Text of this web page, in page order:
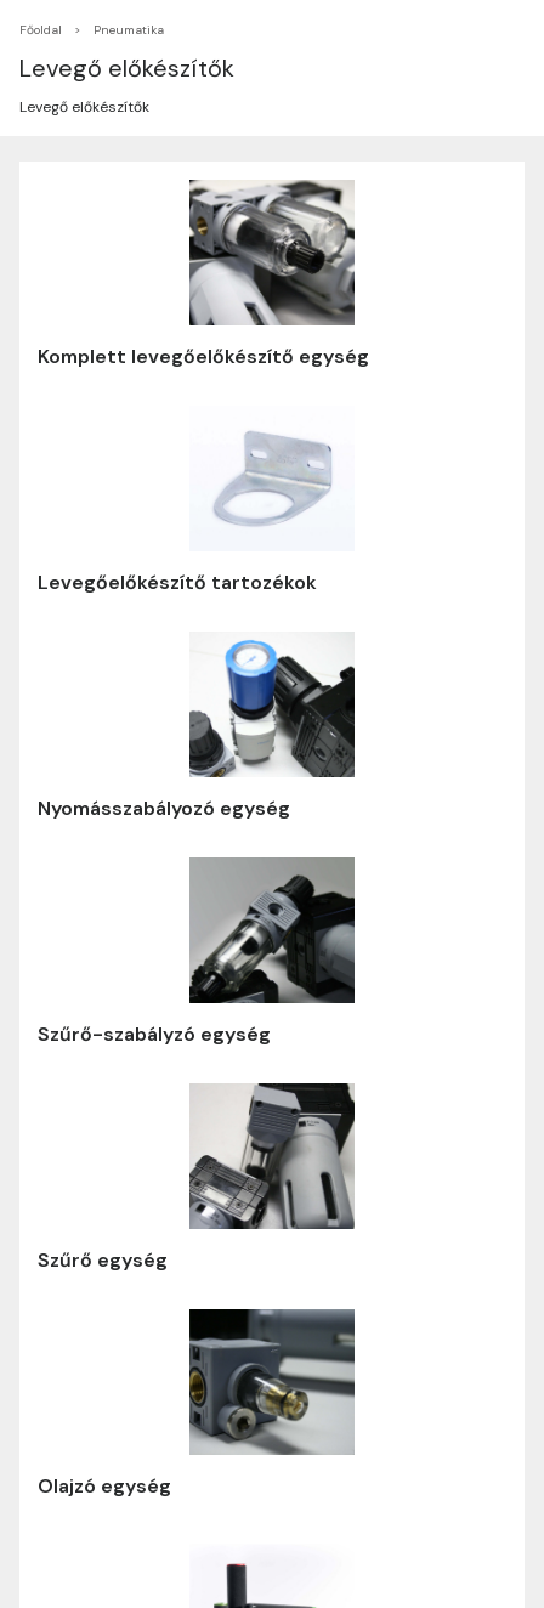
Főoldal Pneumatika
Levegő előkészítők
Levegő előkészítők
Komplett levegőelőkészítő egység
Levegőelőkészítő tartozékok
Nyomásszabályozó egység
Szűrő-szabályzó egység
Szűrő egység
Olajzó egység